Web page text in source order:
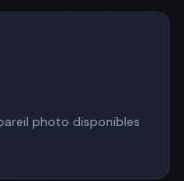
photo disponibles